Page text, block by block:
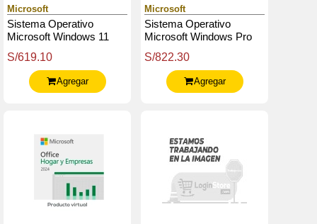
Microsoft
Sistema Operativo
Microsoft Windows 11
Oem Dvd
S/619.10
Agregar
Microsoft
Sistema Operativo
Microsoft Windows Pro
Pk Lic Online Dwnld Nr
S/822.30
Agregar